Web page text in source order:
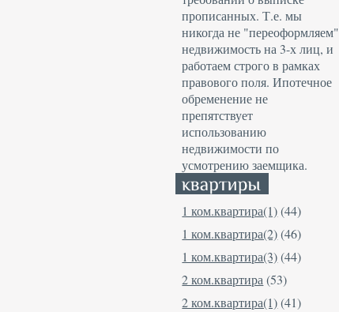
прописанных. Т.е. мы
никогда не "переоформляем"
недвижимость на 3-х лиц, и
работаем строго в рамках
правового поля. Ипотечное
обременение не
препятствует
использованию
недвижимости по
усмотрению заемщика.
1 ком.квартира(1)(44)
1 ком.квартира(2)(46)
1 ком.квартира(3)(44)
2 ком.квартира (53)
2 ком.квартира(1)(41)